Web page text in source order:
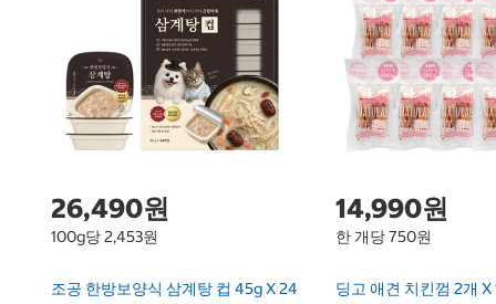
26,490원
100g당 2,453원
조공 한방보양식 삼계탕 컵 45g X 24
14,990원
한 개당 750원
딩고 애견 치킨껌 2개 X